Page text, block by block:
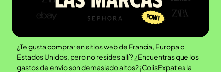
¿Te gusta comprar en sitios web de Francia, Europa o
Estados Unidos, pero no resides allí? ¿Encuentras que los
gastos de envío son demasiado altos? ¡ColisExpat es la